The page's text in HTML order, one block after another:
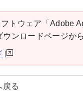
トウェア「Adobe
ンロードページか
戻る